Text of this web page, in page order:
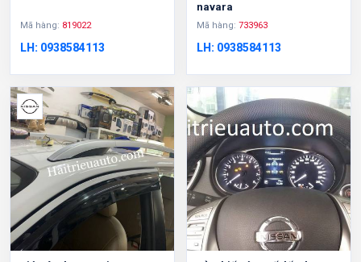
Mã hàng: 819022
LH: 0938584113
navara
Mã hàng: 733963
LH: 0938584113